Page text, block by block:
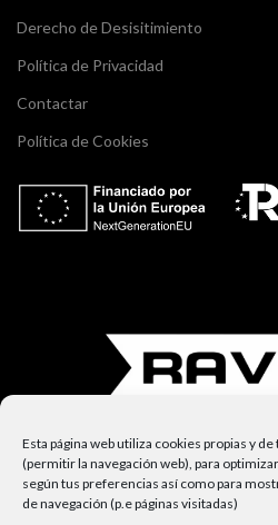
Esta página web utiliza cookies propias y
(permitir la navegación web), para
según tus preferencias así como para
de navegación (p.e páginas visitadas)
Derecho de Desisitimiento
Política de Privacidad
Contactar
Política de Cookies